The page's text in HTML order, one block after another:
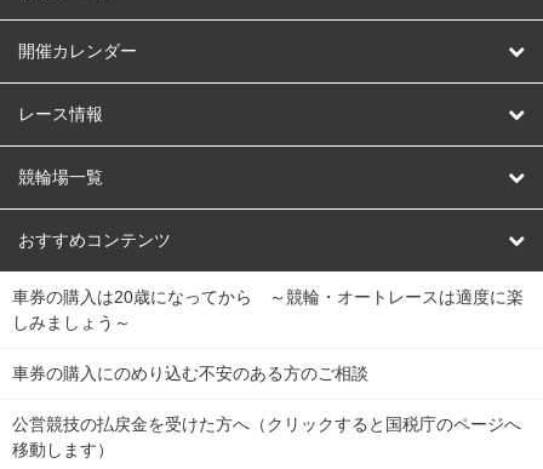
はじめての方へ
開催カレンダー
競輪
オートレース
競輪くじ
Dokanto!
チャリロトプラザ
レース情報
レース予想
レース結果
キャリーオーバー一覧
競輪場一覧
北日本 函館競輪場
関
東
弥彦競輪場 前橋競輪場 取手競輪場 宇都宮競輪場
関
東
小田原競輪場
おすすめコンテンツ
競輪選手情報
Perfecta Navi
netkeirin
車券の購入は20歳になってから ～競輪・オートレースは適度に楽
しみましょう～
車券の購入にのめり込む不安のある方のご相談
公営競技の払戻金を受けた方へ（クリックすると国税庁のページへ
移動します）